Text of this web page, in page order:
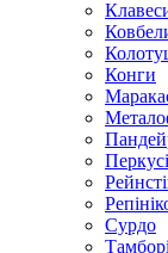
Конги
Сурдо